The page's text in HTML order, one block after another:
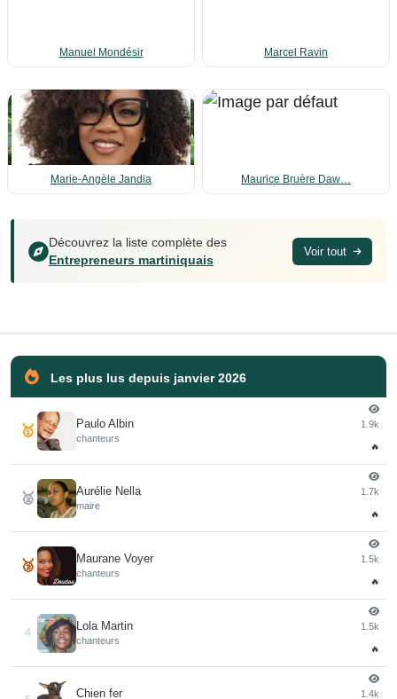
Manuel Mondésir Marcel Ravin
Marie-Angèle Jandia Maurice Bruère Daw…
Découvrez la liste complète des
Entrepreneurs martiniquais
Voir tout
Les plus lus depuis janvier 2026
🥇 Paulo Albin
chanteurs
1.9k
🔥
🥈 Aurélie Nella
maire
1.7k
🔥
🥉 Maurane Voyer
chanteurs
1.5k
🔥
4
Lola Martin
chanteurs
1.5k
🔥
Chien fer 1.4k